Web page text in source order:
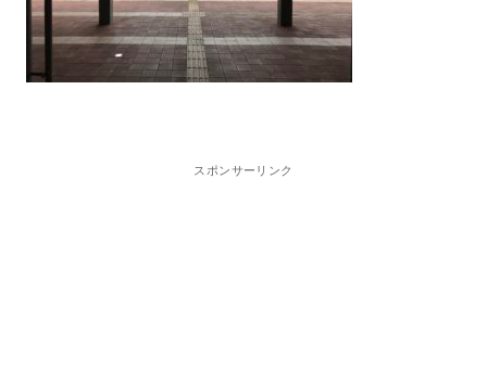
スポンサーリンク